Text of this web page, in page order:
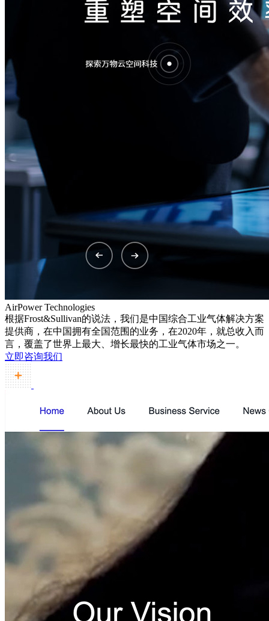
AirPower Technologies
根据Frost&Sullivan的说法，我们是中国综合工业气体解决方案
提供商，在中国拥有全国范围的业务，在2020年，就总收入而
言，覆盖了世界上最大、增长最快的工业气体市场之一。
立即咨询我们